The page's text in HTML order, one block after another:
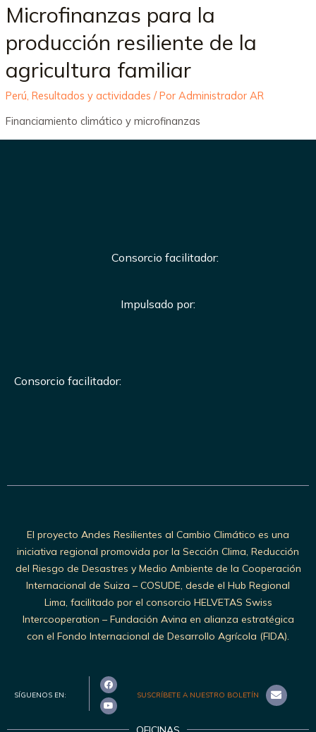
Microfinanzas para la
producción resiliente de la
agricultura familiar
Perú Resultados y actividades / Por Administrador AR
Financiamiento climático y microfinanzas
Consorcio facilitador:
Impulsado por:
Consorcio facilitador:
El proyecto Andes Resilientes al Cambio Climático es una
iniciativa regional promovida por la Sección Clima, Reducción
del Riesgo de Desastres y Medio Ambiente de la Cooperación
Internacional de Suiza – COSUDE, desde el Hub Regional
Lima, facilitado por el consorcio HELVETAS Swiss
Intercooperation – Fundación Avina en alianza estratégica
con el Fondo Internacional de Desarrollo Agrícola (FIDA).
SÍGUENOS EN: SUSCRÍBETE A NUESTRO BOLETÍN